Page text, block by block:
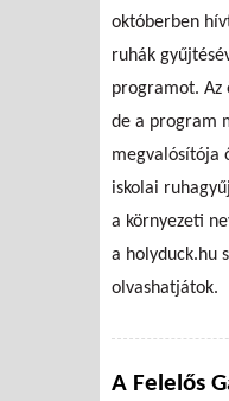
októberben
ruhák
programot.
de a program
megvalósítója
iskolai
a környezeti
a holyduck.hu
olvashatjátok.
A Felelős